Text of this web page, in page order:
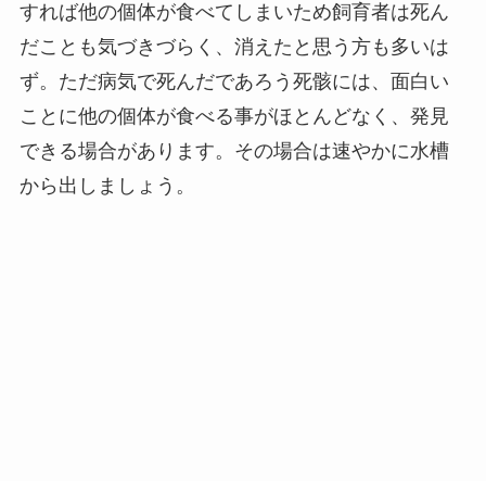
すれば他の個体が食べてしまいため飼育者は死ん
だことも気づきづらく、消えたと思う方も多いは
ず。ただ病気で死んだであろう死骸には、面白い
ことに他の個体が食べる事がほとんどなく、発見
できる場合があります。その場合は速やかに水槽
から出しましょう。